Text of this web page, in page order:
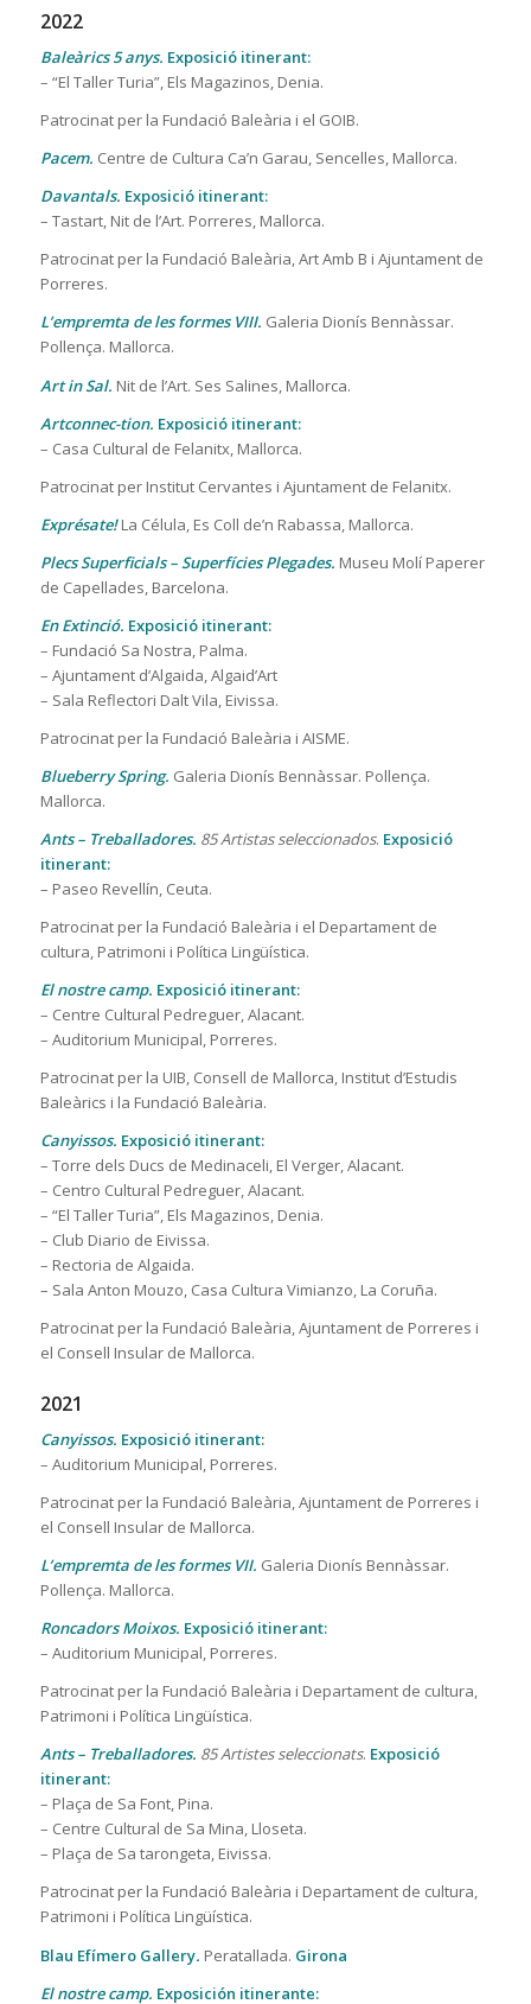
2022
Baleàrics 5 anys. Exposició itinerant:
– “El Taller Turia”, Els Magazinos, Denia.
Patrocinat per la Fundació Baleària i el GOIB.
Pacem. Centre de Cultura Ca’n Garau, Sencelles, Mallorca.
Davantals. Exposició itinerant:
– Tastart, Nit de l’Art. Porreres, Mallorca.
Patrocinat per la Fundació Baleària, Art Amb B i Ajuntament de
Porreres.
L’empremta de les formes VIII. Galeria Dionís Bennàssar.
Pollença. Mallorca.
Art in Sal. Nit de l’Art. Ses Salines, Mallorca.
Artconnec-tion. Exposició itinerant:
– Casa Cultural de Felanitx, Mallorca.
Patrocinat per Institut Cervantes i Ajuntament de Felanitx.
Exprésate!La Célula, Es Coll de’n Rabassa, Mallorca.
Plecs Superficials – Superfícies Plegades. Museu Molí Paperer
de Capellades, Barcelona.
En Extinció. Exposició itinerant:
– Fundació Sa Nostra, Palma.
– Ajuntament d’Algaida, Algaid’Art
– Sala Reflectori Dalt Vila, Eivissa.
Patrocinat per la Fundació Baleària i AISME.
Blueberry Spring. Galeria Dionís Bennàssar. Pollença.
Mallorca.
Ants – Treballadores. 85 Artistas seleccionados. Exposició
itinerant:
– Paseo Revellín, Ceuta.
Patrocinat per la Fundació Baleària i el Departament de
cultura, Patrimoni i Política Lingüística.
El nostre camp. Exposició itinerant:
– Centre Cultural Pedreguer, Alacant.
– Auditorium Municipal, Porreres.
Patrocinat per la UIB, Consell de Mallorca, Institut d’Estudis
Baleàrics i la Fundació Baleària.
Canyissos. Exposició itinerant:
– Torre dels Ducs de Medinaceli, El Verger, Alacant.
– Centro Cultural Pedreguer, Alacant.
– “El Taller Turia”, Els Magazinos, Denia.
– Club Diario de Eivissa.
– Rectoria de Algaida.
– Sala Anton Mouzo, Casa Cultura Vimianzo, La Coruña.
Patrocinat per la Fundació Baleària, Ajuntament de Porreres i
el Consell Insular de Mallorca.
2021
Canyissos. Exposició itinerant:
– Auditorium Municipal, Porreres.
Patrocinat per la Fundació Baleària, Ajuntament de Porreres i
el Consell Insular de Mallorca.
L’empremta de les formes VII. Galeria Dionís Bennàssar.
Pollença. Mallorca.
Roncadors Moixos. Exposició itinerant:
– Auditorium Municipal, Porreres.
Patrocinat per la Fundació Baleària i Departament de cultura,
Patrimoni i Política Lingüística.
Ants – Treballadores. 85 Artistes seleccionats. Exposició
itinerant:
– Plaça de Sa Font, Pina.
– Centre Cultural de Sa Mina, Lloseta.
– Plaça de Sa tarongeta, Eivissa.
Patrocinat per la Fundació Baleària i Departament de cultura,
Patrimoni i Política Lingüística.
Blau Efímero Gallery. Peratallada. Girona
El nostre camp. Exposición itinerante: